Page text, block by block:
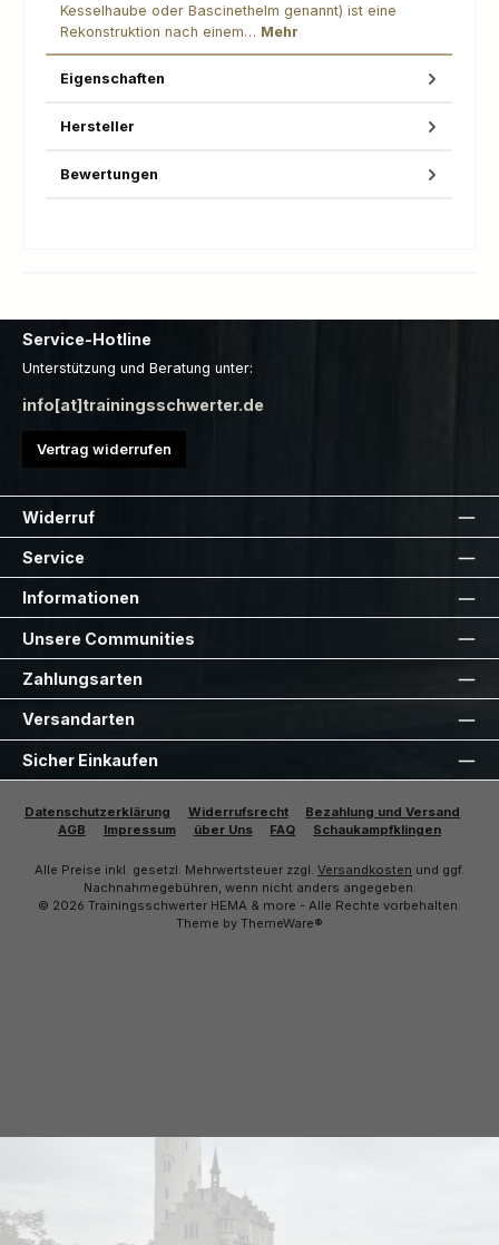
Kesselhaube oder Bascinethelm genannt) ist eine
Rekonstruktion nach einem… Mehr
Eigenschaften
Hersteller
Bewertungen
Service-Hotline
Unterstützung und Beratung unter:
info[at]trainingsschwerter.de
Vertrag widerrufen
Widerruf
Service
Informationen
Unsere Communities
Zahlungsarten
Versandarten
Sicher Einkaufen
Datenschutzerklärung Widerrufsrecht
Bezahlung und Versand
AGB
Impressum über Uns FAQ Schaukampfklingen
Alle Preise inkl. gesetzl. Mehrwertsteuer zzgl. Versandkosten und ggf.
Nachnahmegebühren, wenn nicht anders angegeben.
© 2026 Trainingsschwerter HEMA & more - Alle Rechte vorbehalten.
Theme by ThemeWare®